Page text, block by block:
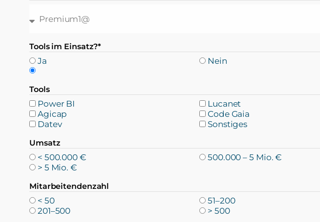
Tools im Einsatz?*
Ja Nein
Tools
Power BI
Lucanet
Agicap
Code Gaia
Datev
Sonstiges
Umsatz
< 500.000 €
500.000 – 5 Mio. €
> 5 Mio. €
Mitarbeitendenzahl
< 50
51–200
201–500
> 500